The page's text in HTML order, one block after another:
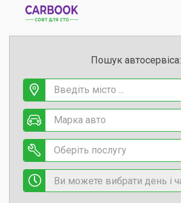
Пошук автосервіса:
Введіть місто ...
Марка авто
Оберіть послугу